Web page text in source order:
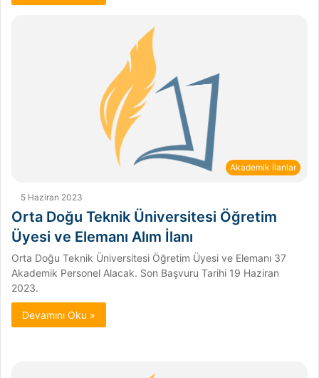
Akademik İlanlar
5 Haziran 2023
Orta Doğu Teknik Üniversitesi Öğretim
Üyesi ve Elemanı Alım İlanı
Orta Doğu Teknik Üniversitesi Öğretim Üyesi ve Elemanı 37
Akademik Personel Alacak. Son Başvuru Tarihi 19 Haziran
2023.
Devamını Oku »